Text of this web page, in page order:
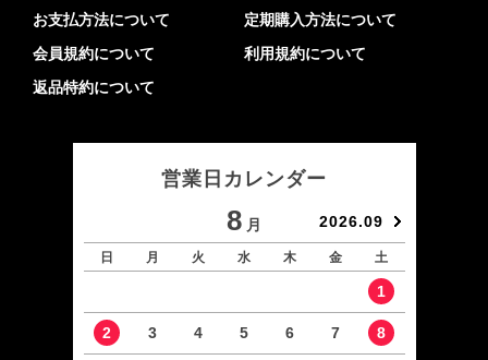
お支払方法について
会員規約について
返品特約について
定期購入方法について
利用規約について
営業日カレンダー
8 月 2026.09
日 月 火 水 木 金 土
1
2 3 4 5 6 7 8